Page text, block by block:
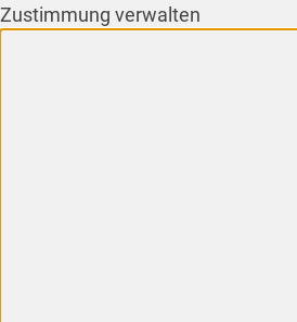
Zustimmung verwalten